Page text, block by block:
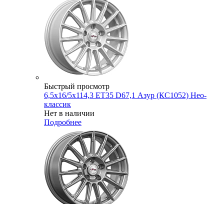
Быстрый просмотр
6,5x16/5x114,3 ET35 D67,1 Азур (КС1052) Нео-
классик
Нет в наличии
Подробнее